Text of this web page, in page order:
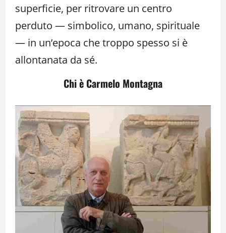
superficie, per ritrovare un centro
perduto — simbolico, umano, spirituale
— in un’epoca che troppo spesso si è
allontanata da sé.
Chi è Carmelo Montagna